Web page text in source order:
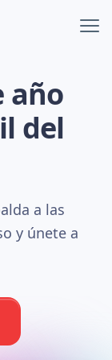
año
del
a las
y únete a